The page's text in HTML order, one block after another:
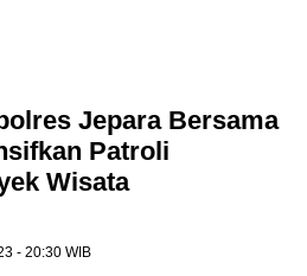
Jepara Bersama
Patroli
Wisata
- 20:30 WIB